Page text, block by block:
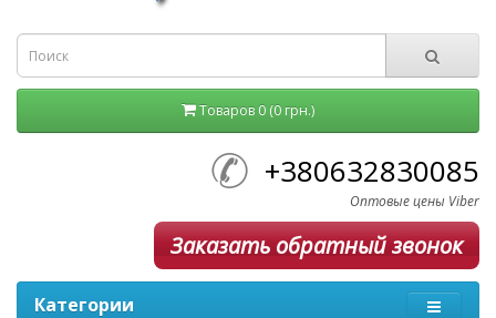
Товаров 0 (0 грн.)
+380632830085
Оптовые цены Viber
Заказать обратный звонок
Категории